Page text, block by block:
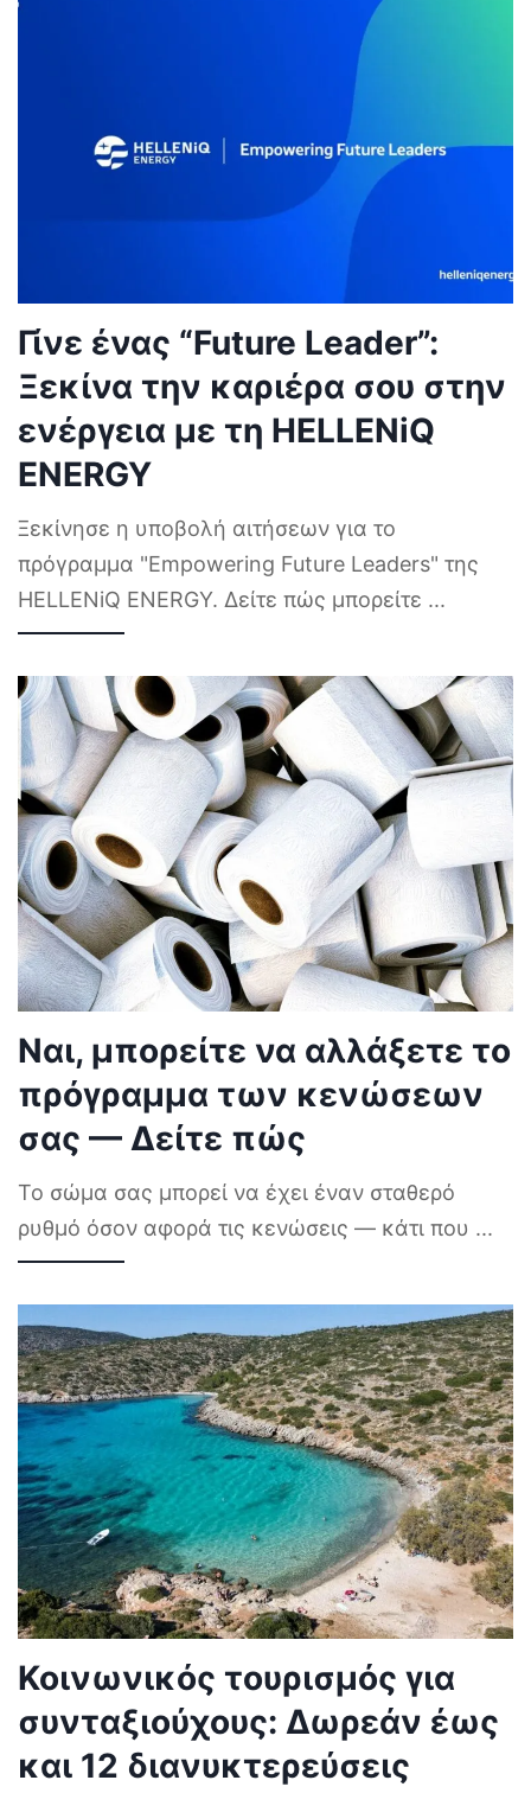
Γίνε ένας “Future Leader”:
Ξεκίνα την καριέρα σου στην
ενέργεια με τη HELLENiQ
ENERGY
Ξεκίνησε η υποβολή αιτήσεων για το
πρόγραμμα "Empowering Future Leaders" της
HELLENiQ ENERGY. Δείτε πώς μπορείτε ...
Ναι, μπορείτε να αλλάξετε το
πρόγραμμα των κενώσεων
σας — Δείτε πώς
Το σώμα σας μπορεί να έχει έναν σταθερό
ρυθμό όσον αφορά τις κενώσεις — κάτι που ...
Κοινωνικός τουρισμός για
συνταξιούχους: Δωρεάν έως
και 12 διανυκτερεύσεις